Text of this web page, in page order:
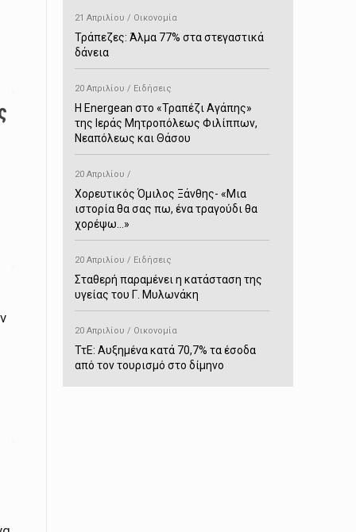
21 Απριλίου / Οικονομία
Τράπεζες: Άλμα 77% στα στεγαστικά
δάνεια
20 Απριλίου / Ειδήσεις
H Energean στο «Τραπέζι Αγάπης»
της Ιεράς Μητροπόλεως Φιλίππων,
Νεαπόλεως και Θάσου
20 Απριλίου /
Χορευτικός Όμιλος Ξάνθης- «Mια
ιστορία θα σας πω, ένα τραγούδι θα
χορέψω…»
20 Απριλίου / Ειδήσεις
Σταθερή παραμένει η κατάσταση της
υγείας του Γ. Μυλωνάκη
20 Απριλίου / Οικονομία
ΤτΕ: Αυξημένα κατά 70,7% τα έσοδα
από τον τουρισμό στο δίμηνο